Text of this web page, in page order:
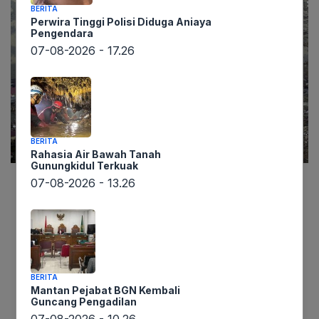
yang tenang berubah menjadi mimpi buruk saat
langit gelap gulita, bumi bergetar hebat, dan
gelombang raksasa setinggi gedung pencakar
langit menerjang daratan. Itulah kengerian yang
dialami warga Ambon pada tahun 1674, ketika
tsunami dahsyat setinggi 100 meter
BERITA
Perwira Tinggi Polisi Diduga Aniaya
Pengendara
07-08-2026 - 17.26
BERITA
Rahasia Air Bawah Tanah
Gunungkidul Terkuak
07-08-2026 - 13.26
BERITA
Mantan Pejabat BGN Kembali
Guncang Pengadilan